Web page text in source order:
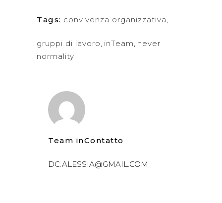
Tags: convivenza organizzativa
gruppi di lavoro inTeam never
normality
Team inContatto
DC.ALESSIA@GMAIL.COM